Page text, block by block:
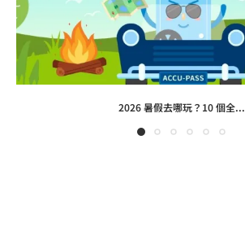
2026 暑假去哪玩？10 個全...